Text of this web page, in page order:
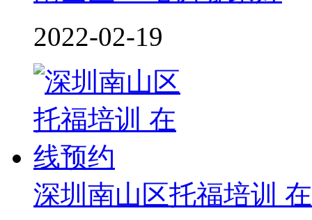
2022-02-19
深圳南山区托福培训